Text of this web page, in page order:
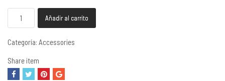
Keychains
cantidad
Añadir al carrito
Categoría: Accessories
Share item